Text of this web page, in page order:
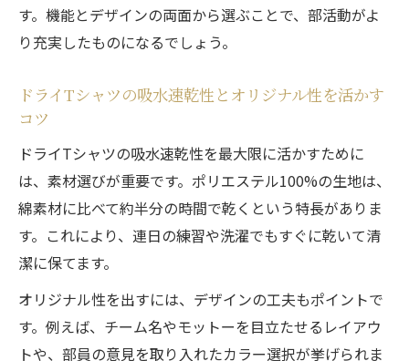
す。機能とデザインの両面から選ぶことで、部活動がよ
り充実したものになるでしょう。
ドライTシャツの吸水速乾性とオリジナル性を活かす
コツ
ドライTシャツの吸水速乾性を最大限に活かすために
は、素材選びが重要です。ポリエステル100%の生地は、
綿素材に比べて約半分の時間で乾くという特長がありま
す。これにより、連日の練習や洗濯でもすぐに乾いて清
潔に保てます。
オリジナル性を出すには、デザインの工夫もポイントで
す。例えば、チーム名やモットーを目立たせるレイアウ
トや、部員の意見を取り入れたカラー選択が挙げられま